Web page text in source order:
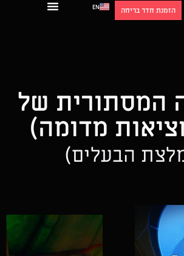
EN הזמנת חדר בריחה
המסתורית של
מדומה)
הבעלים)